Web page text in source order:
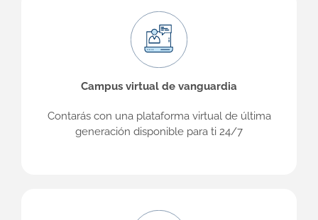
Campus virtual de vanguardia
Contarás con una plataforma virtual de última
generación disponible para ti 24/7